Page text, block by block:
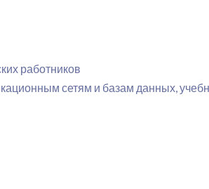
работников
сетям и базам данных,